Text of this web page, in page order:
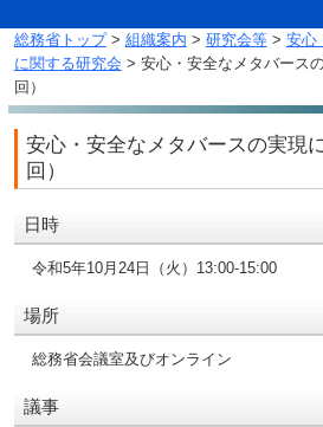
総務省トップ> 組織案内 > 研究会等> 安心
に関する研究会 > 安心・安全なメタバース
回）
安心・安全なメタバースの実現
回）
日時
令和5年10月24日（火）13:00-15:00
場所
総務省会議室及びオンライン
議事